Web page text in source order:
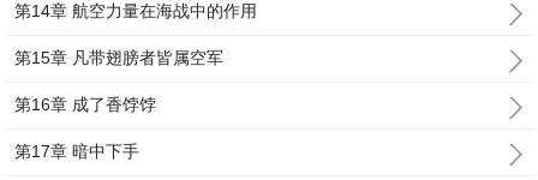
第14章 航空力量在海战中的作用
第15章 凡带翅膀者皆属空军
第16章 成了香饽饽
第17章 暗中下手